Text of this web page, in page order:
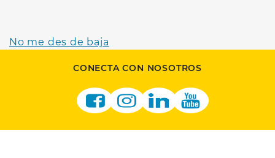
No me des de baja
CONECTA CON NOSOTROS